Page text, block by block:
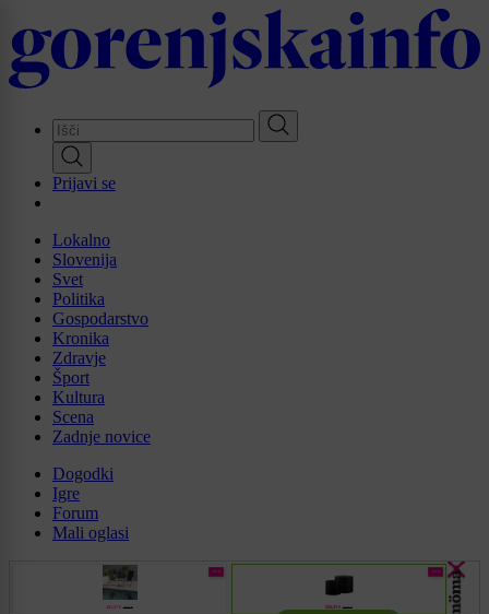
to
main
content
Prijavi se
Lokalno
Slovenija
Svet
Politika
Gospodarstvo
Kronika
Zdravje
Šport
Kultura
Scena
Zadnje novice
Dogodki
Igre
Forum
Mali oglasi